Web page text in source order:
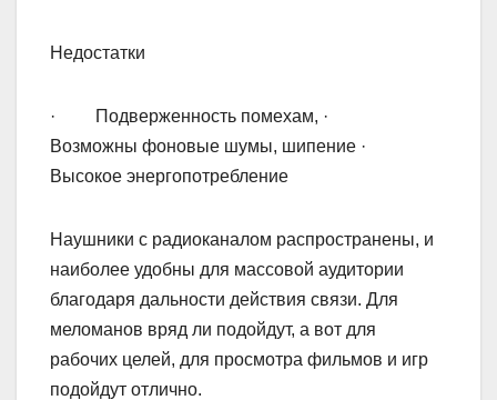
Недостатки
· Подверженность помехам, ·
Возможны фоновые шумы, шипение ·
Высокое энергопотребление
Наушники с радиоканалом распространены, и
наиболее удобны для массовой аудитории
благодаря дальности действия связи. Для
меломанов вряд ли подойдут, а вот для
рабочих целей, для просмотра фильмов и игр
подойдут отлично.